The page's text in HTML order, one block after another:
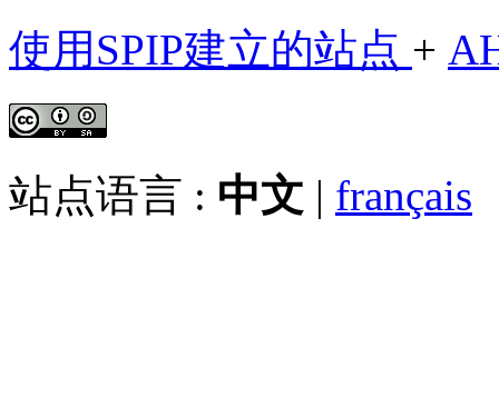
使用SPIP建立的站点 +
站点语言 : 中文 | français